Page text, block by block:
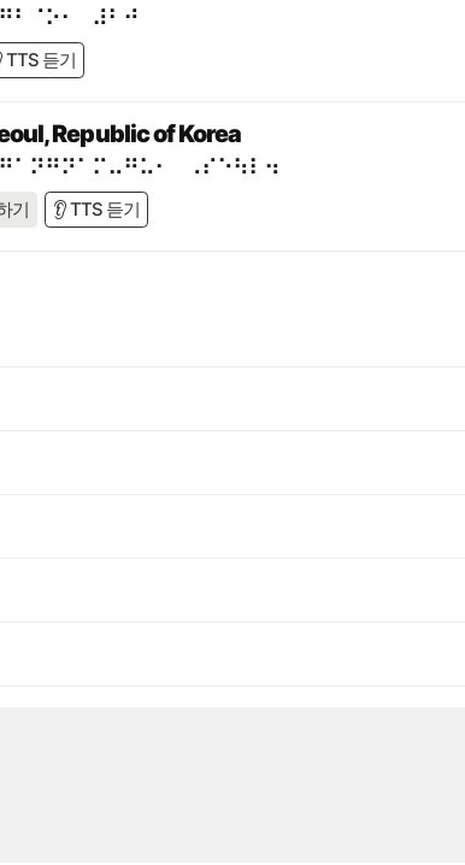
TTS 듣기
Republic of Korea
기 👂 TTS 듣기